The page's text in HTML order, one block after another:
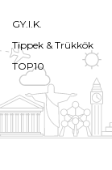
GY.I.K.
Tippek & Trükkök
TOP10